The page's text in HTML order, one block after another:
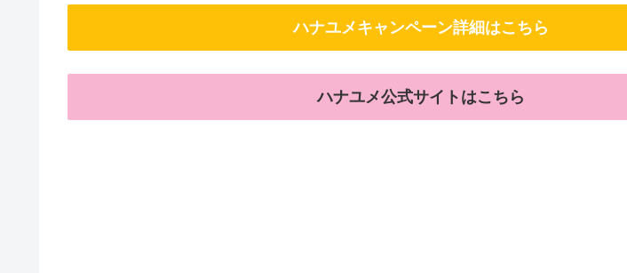
ハナユメキャンペーン詳細はこちら
ハナユメ公式サイトはこちら